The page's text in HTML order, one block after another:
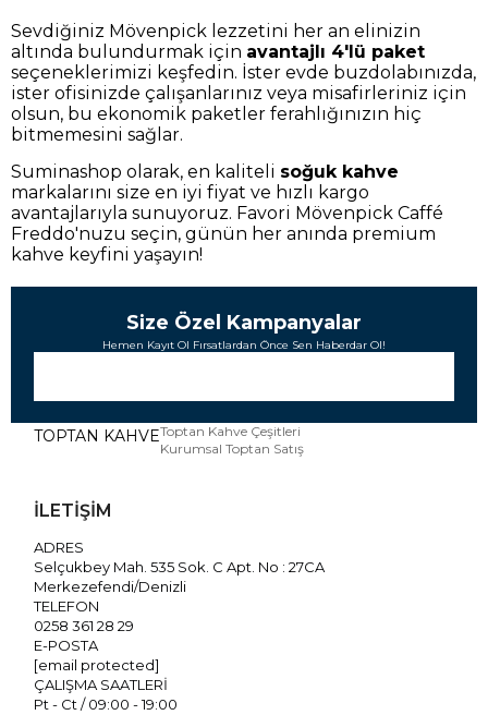
Sevdiğiniz Mövenpick lezzetini her an elinizin
altında bulundurmak için avantajlı 4'lü paket
seçeneklerimizi keşfedin. İster evde buzdolabınızda,
ister ofisinizde çalışanlarınız veya misafirleriniz için
olsun, bu ekonomik paketler ferahlığınızın hiç
bitmemesini sağlar.
Suminashop olarak, en kaliteli soğuk kahve
markalarını size en iyi fiyat ve hızlı kargo
avantajlarıyla sunuyoruz. Favori Mövenpick Caffé
Freddo'nuzu seçin, günün her anında premium
kahve keyfini yaşayın!
Size Özel Kampanyalar
Hemen Kayıt Ol Fırsatlardan Önce Sen Haberdar Ol!
TOPTAN KAHVEToptan Kahve Çeşitleri
Kurumsal Toptan Satış
İLETİŞİM
ADRES
Selçukbey Mah. 535 Sok. C Apt. No : 27CA
Merkezefendi/Denizli
TELEFON
0258 361 28 29
E-POSTA
[email protected]
ÇALIŞMA SAATLERİ
Pt - Ct / 09:00 - 19:00